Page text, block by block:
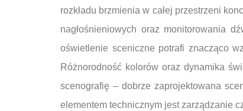
rozkładu brzmienia w całej przestrzeni
nagłośnieniowych oraz monitorowania
oświetlenie sceniczne potrafi znacząco
Różnorodność kolorów oraz dynamika
scenografię – dobrze zaprojektowana
elementem technicznym jest zarządzanie